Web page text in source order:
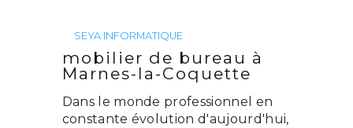
SEYA INFORMATIQUE
mobilier de bureau à
Marnes-la-Coquette
Dans le monde professionnel en
constante évolution d'aujourd'hui,